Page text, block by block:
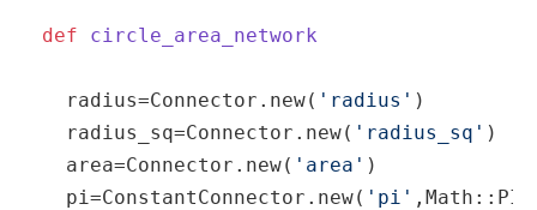
def circle_area_network
radius=Connector.new( 'radius' )
radius_sq=Connector.new( 'radius_sq' )
area=Connector.new( 'area' )
pi=ConstantConnector.new( 'pi' ,Math::PI)